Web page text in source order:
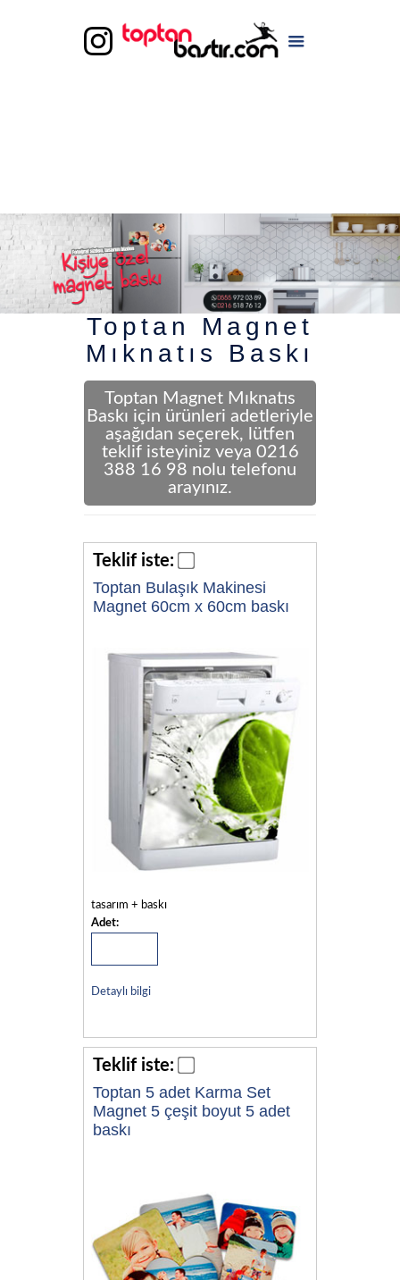
Toptan Magnet
Mıknatıs Baskı
Toptan Magnet Mıknatıs
Baskı için ürünleri adetleriyle
aşağıdan seçerek, lütfen
teklif isteyiniz veya 0216
388 16 98 nolu telefonu
arayınız.
Teklif iste:
Toptan Bulaşık Makinesi
Magnet 60cm x 60cm baskı
tasarım + baskı
Adet:
Detaylı bilgi
Teklif iste:
Toptan 5 adet Karma Set
Magnet 5 çeşit boyut 5 adet
baskı